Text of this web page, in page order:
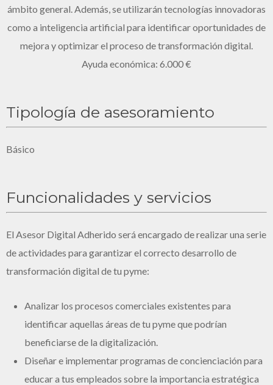
ámbito general. Además, se utilizarán tecnologías innovadoras
como a inteligencia artificial para identificar oportunidades de
mejora y optimizar el proceso de transformación digital.
Ayuda económica: 6.000 €
Tipología de asesoramiento
Básico
Funcionalidades y servicios
El Asesor Digital Adherido será encargado de realizar una serie
de actividades para garantizar el correcto desarrollo de
transformación digital de tu pyme:
Analizar los procesos comerciales existentes para
identificar aquellas áreas de tu pyme que podrían
beneficiarse de la digitalización.
Diseñar e implementar programas de concienciación para
educar a tus empleados sobre la importancia estratégica